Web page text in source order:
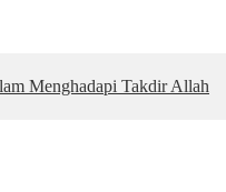
Menghadapi Takdir Allah